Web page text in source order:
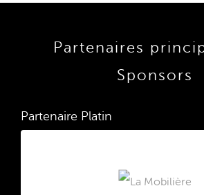
Partenaires
Sponsors
Partenaire Platin